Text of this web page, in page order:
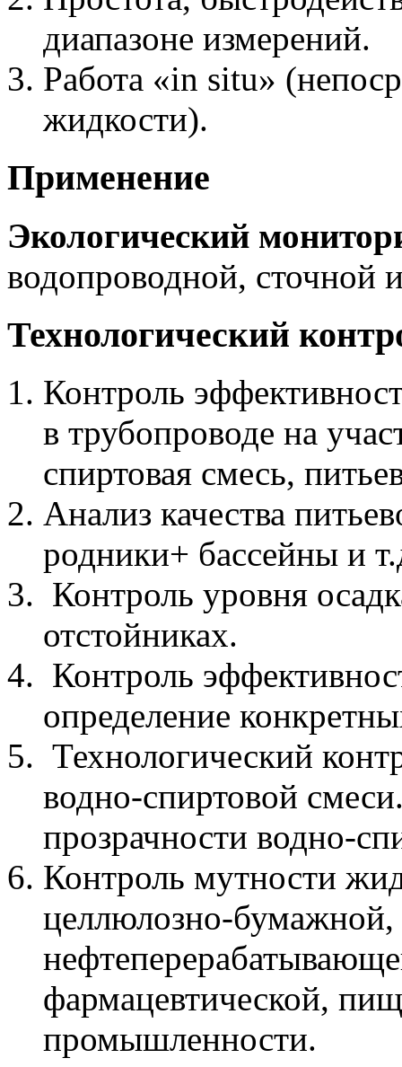
диапазоне измерений.
Работа «in situ»
жидкости).
Применение
Экологический
водопроводной, сточной
Технологический
Контроль
в трубопроводе на
спиртовая смесь,
Анализ качества
родники+ бассейны и
Контроль уровня
отстойниках.
Контроль
определение
Технологический
водно-спиртовой
прозрачности водно-
Контроль мутности
целлюлозно-бумажной,
фармацевтической,
промышленности.